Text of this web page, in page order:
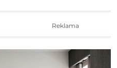
Reklama